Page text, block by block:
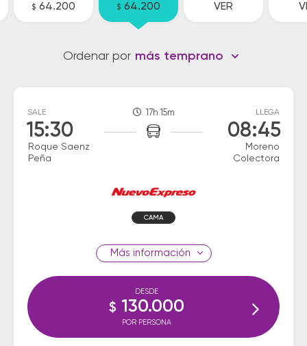
$ 64.200 $ 64.200 VER
Ordenar por más temprano
SALE
15:30
Roque Saenz
Peña
17h 15m LLEGA
08:45
Moreno
Colectora
CAMA
información
DESDE
$ 130.000
POR PERSONA